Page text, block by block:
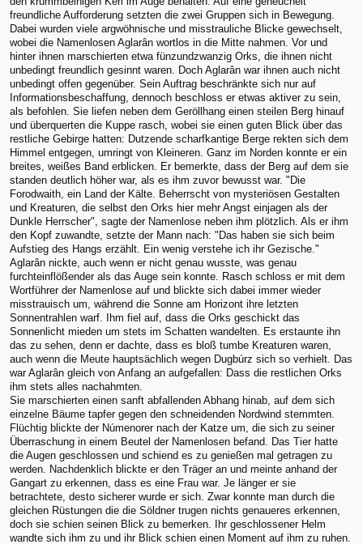
freundliche Aufforderung setzten die zwei Gruppen sich in Bewegung.
Dabei wurden viele argwöhnische und misstrauliche Blicke gewechselt,
wobei die Namenlosen Aglarân wortlos in die Mitte nahmen. Vor und
hinter ihnen marschierten etwa fünzundzwanzig Orks, die ihnen nicht
unbedingt freundlich gesinnt waren. Doch Aglarân war ihnen auch nicht
unbedingt offen gegenüber. Sein Auftrag beschränkte sich nur auf
Informationsbeschaffung, dennoch beschloss er etwas aktiver zu sein,
als befohlen. Sie liefen neben dem Geröllhang einen steilen Berg hinauf
und überquerten die Kuppe rasch, wobei sie einen guten Blick über das
restliche Gebirge hatten: Dutzende scharfkantige Berge rekten sich dem
Himmel entgegen, umringt von Kleineren. Ganz im Norden konnte er ein
breites, weißes Band erblicken. Er bemerkte, dass der Berg auf dem sie
standen deutlich höher war, als es ihm zuvor bewusst war. "Die
Forodwaith, ein Land der Kälte. Beherrscht von mysteriösen Gestalten
und Kreaturen, die selbst den Orks hier mehr Angst einjagen als der
Dunkle Herrscher", sagte der Namenlose neben ihm plötzlich. Als er ihm
den Kopf zuwandte, setzte der Mann nach: "Das haben sie sich beim
Aufstieg des Hangs erzählt. Ein wenig verstehe ich ihr Gezische."
Aglarân nickte, auch wenn er nicht genau wusste, was genau
furchteinflößender als das Auge sein konnte. Rasch schloss er mit dem
Wortführer der Namenlose auf und blickte sich dabei immer wieder
misstrauisch um, während die Sonne am Horizont ihre letzten
Sonnentrahlen warf. Ihm fiel auf, dass die Orks geschickt das
Sonnenlicht mieden um stets im Schatten wandelten. Es erstaunte ihn
das zu sehen, denn er dachte, dass es bloß tumbe Kreaturen waren,
auch wenn die Meute hauptsächlich wegen Dugbúrz sich so verhielt. Das
war Aglarân gleich von Anfang an aufgefallen: Dass die restlichen Orks
ihm stets alles nachahmten.
Sie marschierten einen sanft abfallenden Abhang hinab, auf dem sich
einzelne Bäume tapfer gegen den schneidenden Nordwind stemmten.
Flüchtig blickte der Númenorer nach der Katze um, die sich zu seiner
Überraschung in einem Beutel der Namenlosen befand. Das Tier hatte
die Augen geschlossen und schiend es zu genießen mal getragen zu
werden. Nachdenklich blickte er den Träger an und meinte anhand der
Gangart zu erkennen, dass es eine Frau war. Je länger er sie
betrachtete, desto sicherer wurde er sich. Zwar konnte man durch die
gleichen Rüstungen die die Söldner trugen nichts genaueres erkennen,
doch sie schien seinen Blick zu bemerken. Ihr geschlossener Helm
wandte sich ihm zu und ihr Blick schien einen Moment auf ihm zu ruhen.